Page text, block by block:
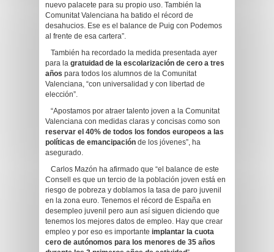
nuevo palacete para su propio uso. También la
Comunitat Valenciana ha batido el récord de
desahucios. Ese es el balance de Puig con Podemos
al frente de esa cartera”.
También ha recordado la medida presentada ayer
para la gratuidad de la escolarización de cero a tres
años para todos los alumnos de la Comunitat
Valenciana, “con universalidad y con libertad de
elección”.
“Apostamos por atraer talento joven a la Comunitat
Valenciana con medidas claras y concisas como son
reservar el 40% de todos los fondos europeos a las
políticas de emancipación de los jóvenes”, ha
asegurado.
Carlos Mazón ha afirmado que “el balance de este
Consell es que un tercio de la población joven está en
riesgo de pobreza y doblamos la tasa de paro juvenil
en la zona euro. Tenemos el récord de España en
desempleo juvenil pero aun así siguen diciendo que
tenemos los mejores datos de empleo. Hay que crear
empleo y por eso es importante implantar la cuota
cero de autónomos para los menores de 35 años